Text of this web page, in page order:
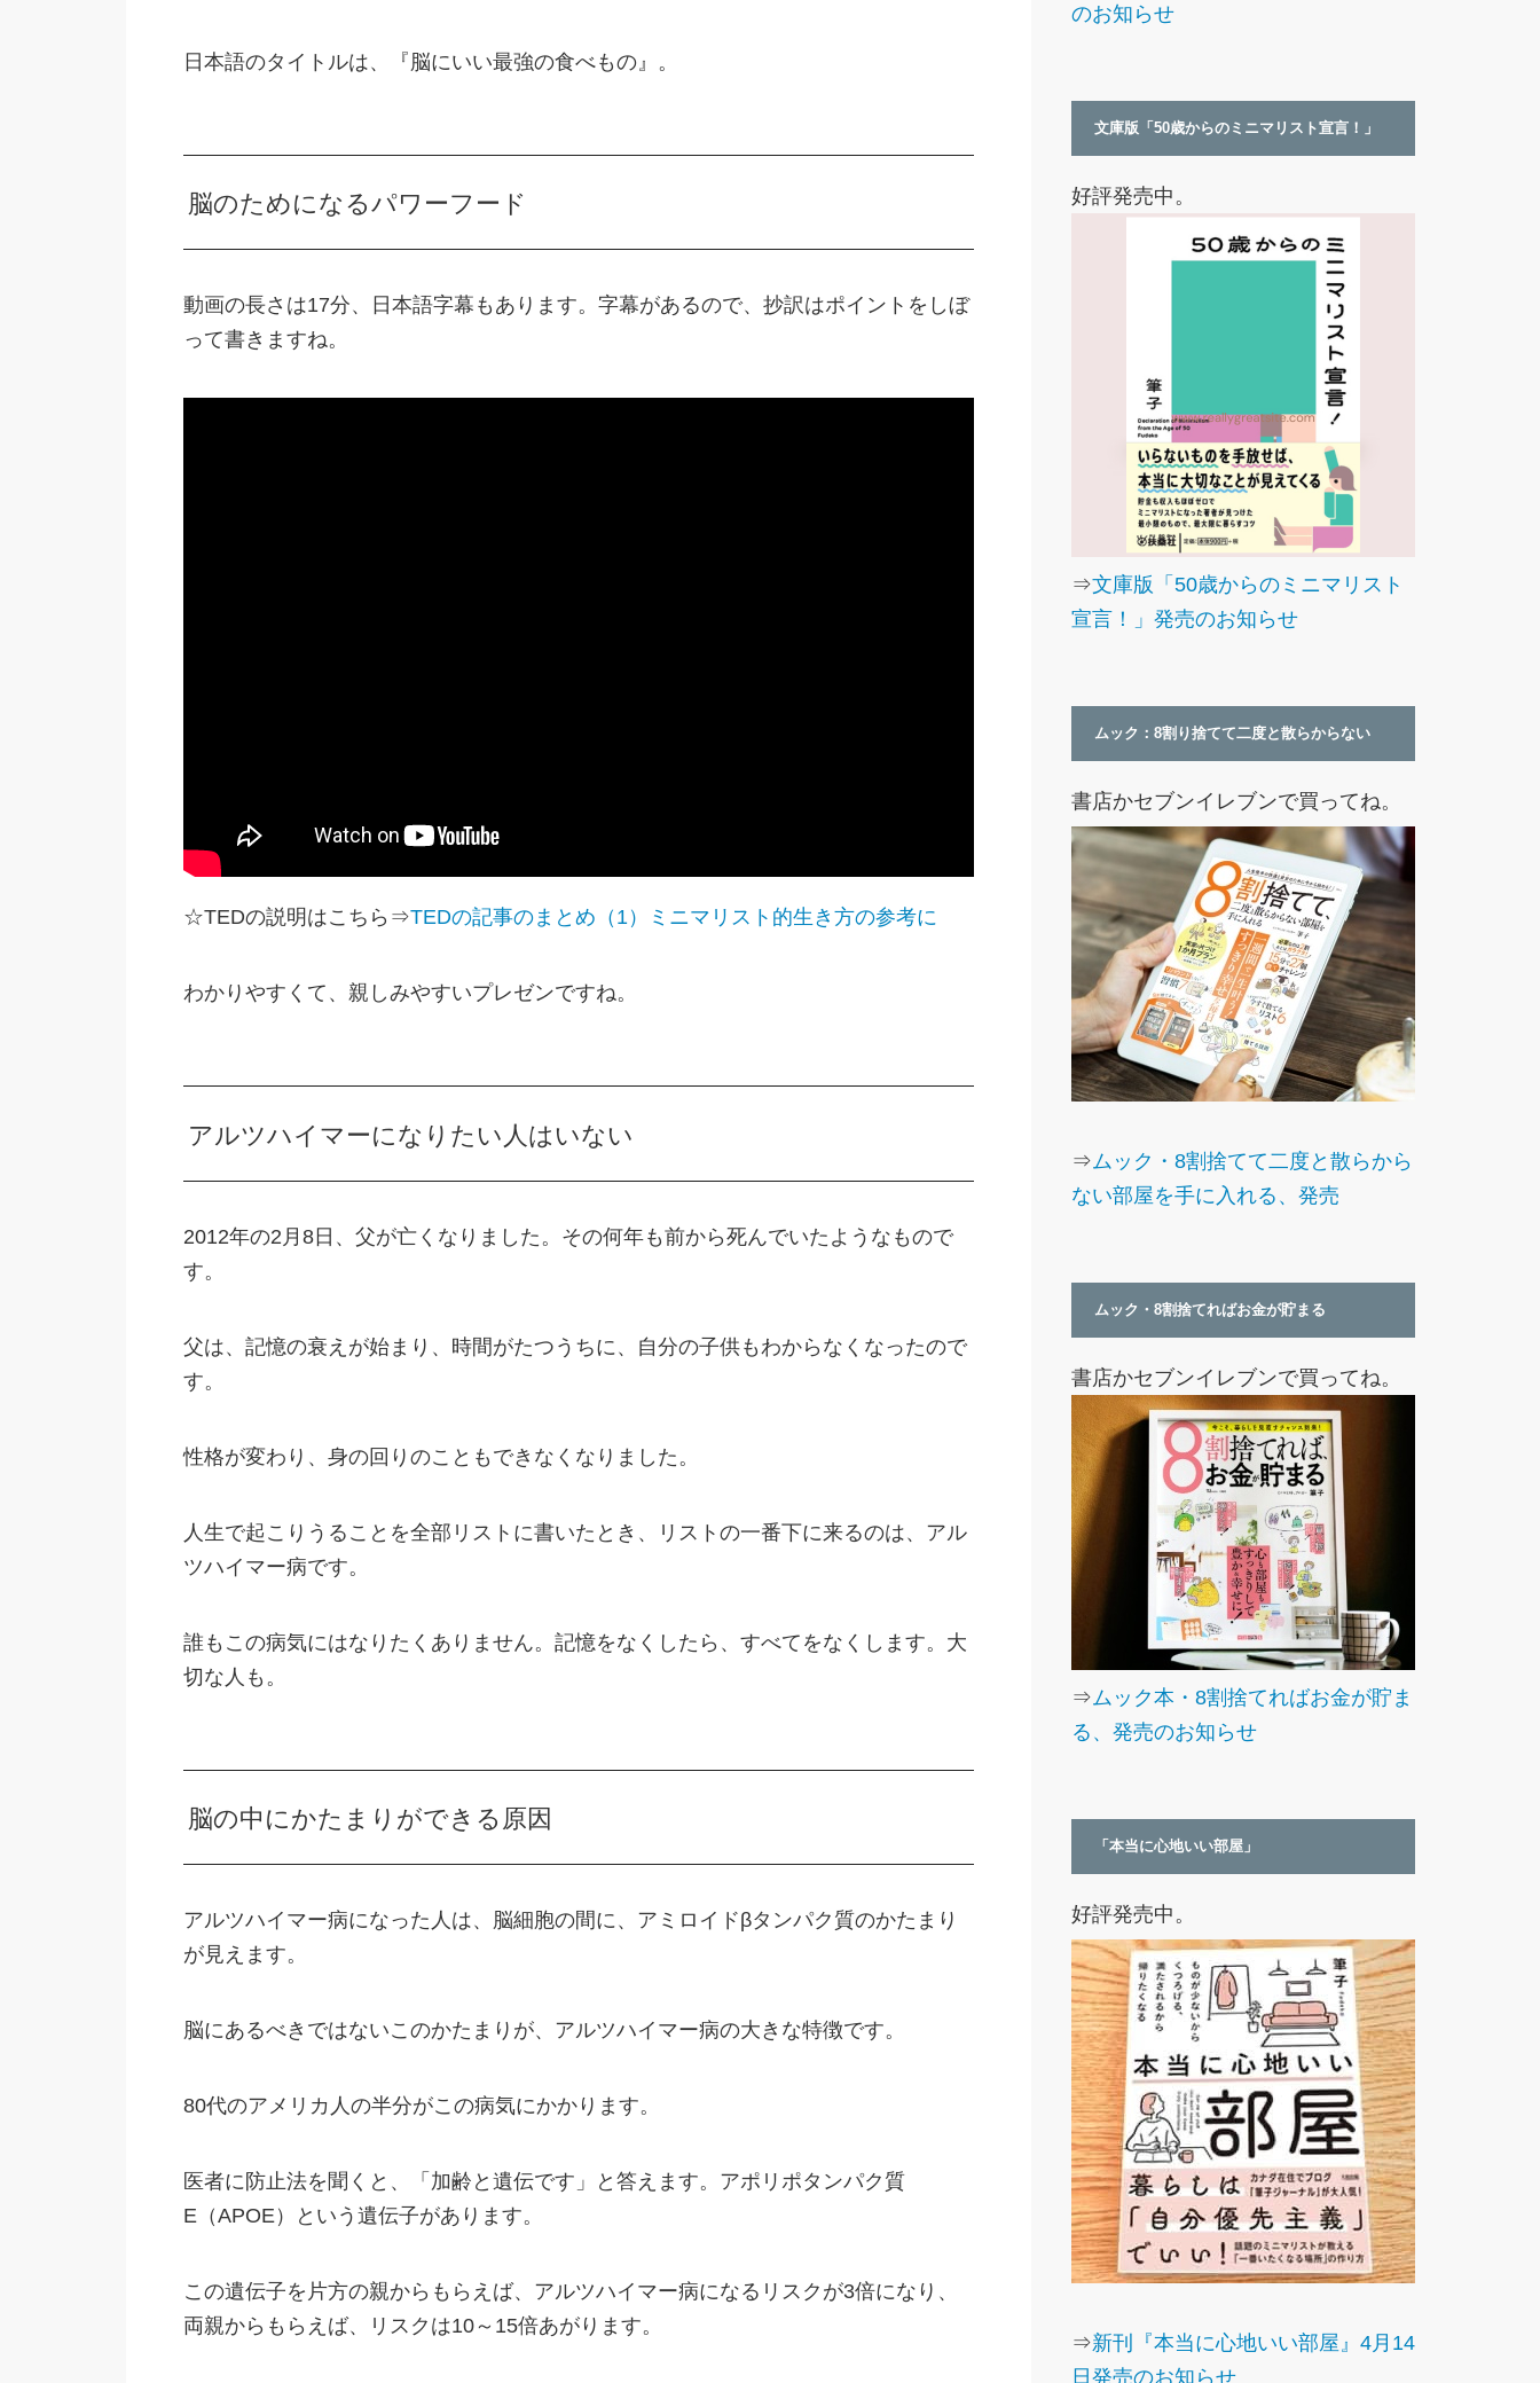
日本語のタイトルは、『脳にいい最強の食べもの』。
脳のためになるパワーフード
動画の長さは17分、日本語字幕もあります。字幕があるので、抄訳はポイントをしぼ
って書きますね。
☆TEDの説明はこちら⇒TEDの記事のまとめ（1）ミニマリスト的生き方の参考に
わかりやすくて、親しみやすいプレゼンですね。
アルツハイマーになりたい人はいない
2012年の2月8日、父が亡くなりました。その何年も前から死んでいたようなもので
す。
父は、記憶の衰えが始まり、時間がたつうちに、自分の子供もわからなくなったので
す。
性格が変わり、身の回りのこともできなくなりました。
人生で起こりうることを全部リストに書いたとき、リストの一番下に来るのは、アル
ツハイマー病です。
誰もこの病気にはなりたくありません。記憶をなくしたら、すべてをなくします。大
切な人も。
脳の中にかたまりができる原因
アルツハイマー病になった人は、脳細胞の間に、‎アミロイドβタンパク質のかたまり
が見えます。
脳にあるべきではないこのかたまりが、アルツハイマー病の大きな特徴です。
80代のアメリカ人の半分がこの病気にかかります。
医者に防止法を聞くと、「加齢と遺伝です」と答えます。アポリポタンパク質
E（APOE）という遺伝子があります。
この遺伝子を片方の親からもらえば、アルツハイマー病になるリスクが3倍になり、
両親からもらえば、リスクは10～15倍あがります。
のお知らせ
文庫版「50歳からのミニマリスト宣言！」
好評発売中。
⇒文庫版「50歳からのミニマリスト
宣言！」発売のお知らせ
ムック：8割り捨てて二度と散らからない
書店かセブンイレブンで買ってね。
⇒ムック・8割捨てて二度と散らから
ない部屋を手に入れる、発売
ムック・8割捨てればお金が貯まる
書店かセブンイレブンで買ってね。
⇒ムック本・8割捨てればお金が貯ま
る、発売のお知らせ
「本当に心地いい部屋」
好評発売中。
⇒新刊『本当に心地いい部屋』4月14
日発売のお知らせ